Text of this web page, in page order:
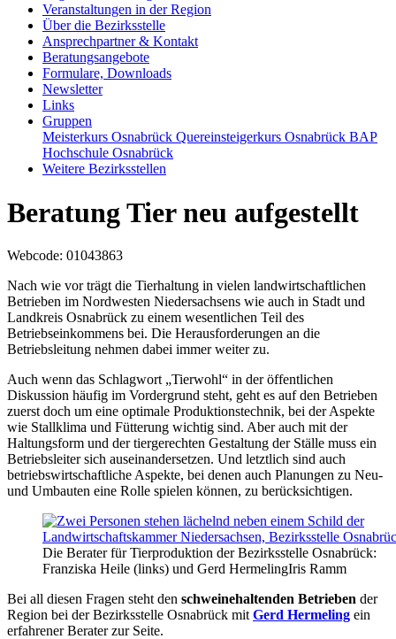
Veranstaltungen in der Region
Über die Bezirksstelle
Ansprechpartner & Kontakt
Beratungsangebote
Formulare, Downloads
Newsletter
Links
Gruppen
Meisterkurs Osnabrück Quereinsteigerkurs Osnabrück BAP
Hochschule Osnabrück
Weitere Bezirksstellen
Beratung Tier neu aufgestellt
Webcode: 01043863
Nach wie vor trägt die Tierhaltung in vielen landwirtschaftlichen
Betrieben im Nordwesten Niedersachsens wie auch in Stadt und
Landkreis Osnabrück zu einem wesentlichen Teil des
Betriebseinkommens bei. Die Herausforderungen an die
Betriebsleitung nehmen dabei immer weiter zu.
Auch wenn das Schlagwort „Tierwohl“ in der öffentlichen
Diskussion häufig im Vordergrund steht, geht es auf den Betrieben
zuerst doch um eine optimale Produktionstechnik, bei der Aspekte
wie Stallklima und Fütterung wichtig sind. Aber auch mit der
Haltungsform und der tiergerechten Gestaltung der Ställe muss ein
Betriebs­leiter sich auseinandersetzen. Und letztlich sind auch
betriebswirtschaft­liche Aspekte, bei denen auch Planungen zu Neu-
und Umbauten eine Rolle spielen können, zu berücksichtigen.
Die Berater für Tierproduktion der Bezirksstelle Osnabrück:
Franziska Heile (links) und Gerd HermelingIris Ramm
Bei all diesen Fragen steht den schweinehaltenden Betrieben der
Region bei der Bezirksstelle Osnabrück mit Gerd Hermeling ein
erfahrener Berater zur Seite.